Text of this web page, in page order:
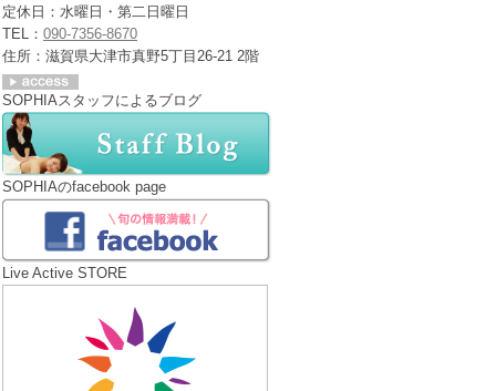
定休日：水曜日・第二日曜日
TEL： 090-7356-8670
住所：滋賀県大津市真野5丁目26-21 2階
SOPHIAスタッフによるブログ
SOPHIAのfacebook page
Live Active STORE